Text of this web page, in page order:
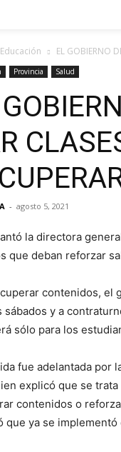
Educación EL GOBIERNO
Provincia Salud
- agosto 5, 2021
la directora
que deban reforzar
contenidos, el
sábados y a
sólo para los
fue adelantada por
explicó que se
contenidos o
que ya se